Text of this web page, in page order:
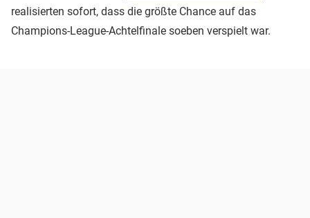
realisierten sofort, dass die größte Chance auf das
Champions-League-Achtelfinale soeben verspielt war.